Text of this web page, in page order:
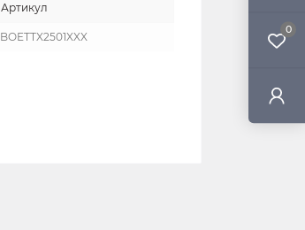
0
Артикул
BOETTX2501XXX